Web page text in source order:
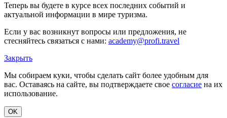
Теперь вы будете в курсе всех последних событий и
актуальной информации в мире туризма.
Если у вас возникнут вопросы или предложения, не
стесняйтесь связаться с нами: academy@profi.travel
Закрыть
Мы собираем куки, чтобы сделать сайт более удобным для
вас. Оставаясь на сайте, вы подтверждаете свое согласие на их
использование.
OK